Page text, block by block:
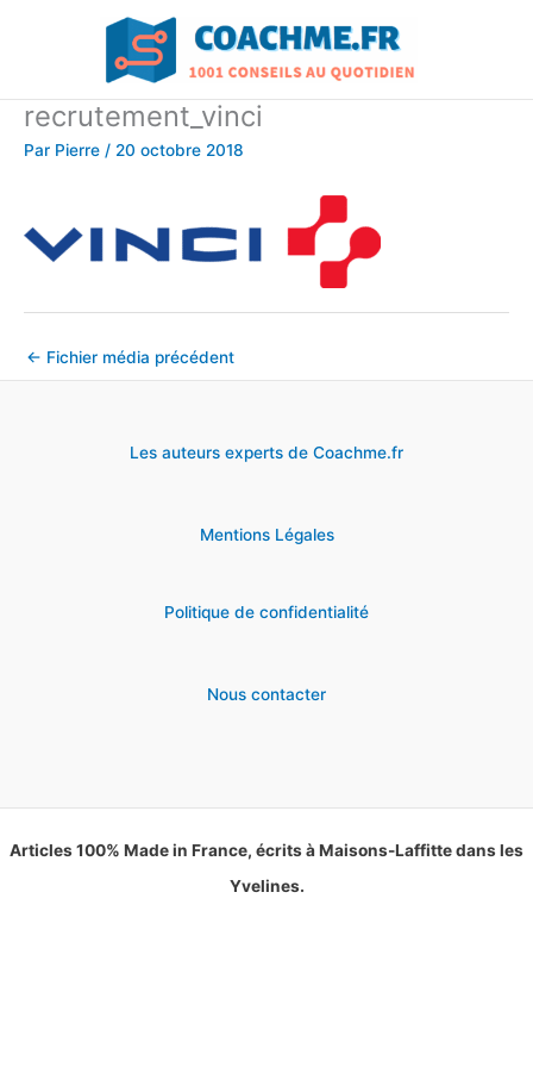
recrutement_vinci
Par Pierre / 20 octobre 2018
← Fichier média précédent
Les auteurs experts de Coachme.fr
Mentions Légales
Politique de confidentialité
Nous contacter
Articles 100% Made in France, écrits à Maisons-Laffitte dans les
Yvelines.